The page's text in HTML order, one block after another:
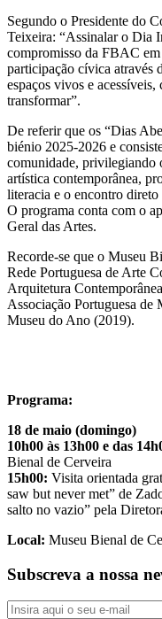
Segundo o Presidente do
Teixeira: “Assinalar o Dia
compromisso da FBAC
participação cívica através
espaços vivos e acessíveis,
transformar”.
De referir que os “Dias
biénio 2025-2026 e
comunidade, privilegiando
artística contemporânea,
literacia e o encontro direto
O programa conta com o
Geral das Artes.
Recorde-se que o Museu
Rede Portuguesa de Arte
Arquitetura
Associação Portuguesa
Museu do Ano (2019).
Programa:
18 de maio (domingo)
10h00 às 13h00 e das
Bienal de Cerveira
15h00: Visita orientada
saw but never met” de
salto no vazio” pela
Local: Museu Bienal de
Subscreva a nossa